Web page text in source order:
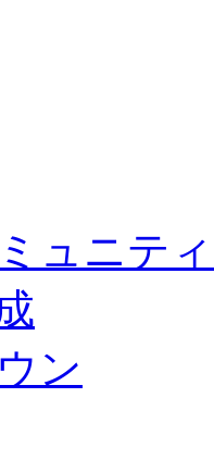
ィ
店舗）
）
ュニティ
ン